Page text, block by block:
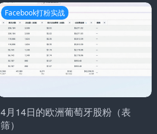
Facebook打粉实战
4月14日的欧洲葡萄牙股粉（表
筛）